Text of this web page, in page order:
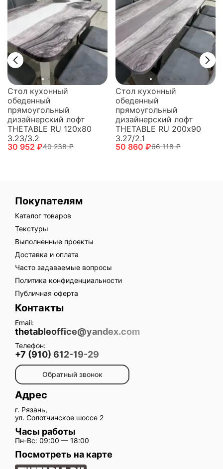
Стол кухонный
обеденный
прямоугольный
дизайнерский лофт
THETABLE RU 120х80
3.23/3.2
30 952 ₽40 238 ₽
Стол кухонный
обеденный
прямоугольный
дизайнерский лофт
THETABLE RU 200х90
3.27/2.1
50 860 ₽66 118 ₽
Покупателям
Каталог товаров
Текстуры
Выполненные проекты
Доставка и оплата
Часто задаваемые вопросы
Политика конфиденциальности
Публичная оферта
Контакты
Email:
thetableoffice@yandex.com
Телефон:
+7 (910) 612-19-29
Обратный звонок
Адрес
г. Рязань,
ул. Солотчинское шоссе 2
Часы работы
Пн-Вс: 09:00 — 18:00
Посмотреть на карте